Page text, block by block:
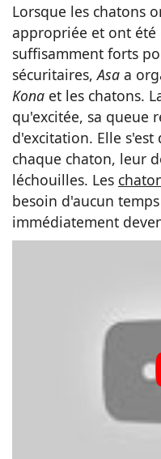
Lorsque les chatons
appropriée et ont été
suffisamment forts
sécuritaires,Asa a
Kona et les chatons.
qu'excitée, sa queue
d'excitation. Elle
chaque chaton, leur
léchouilles. Les
besoin d'aucun
immédiatement